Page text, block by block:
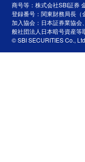
商号等：株式会社SBI証券
登録番号：関東財務局長（
加入協会：日本証券業協会
般社団法人日本暗号資産等
© SBI SECURITIES Co.,